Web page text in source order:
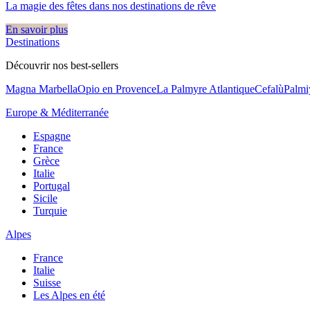
La magie des fêtes dans nos destinations de rêve​
En savoir plus
Destinations
Découvrir nos best-sellers
Magna MarbellaOpio en ProvenceLa Palmyre AtlantiqueCefalù
Europe & Méditerranée
Espagne
France
Grèce
Italie
Portugal
Sicile
Turquie
Alpes
France
Italie
Suisse
Les Alpes en été